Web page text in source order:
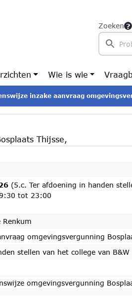
Zoeken
Wie is wie
inzake aanvraag omgevingsvergunning
Thijsse,
(5.c. Ter afdoening in handen
tot 23:00
Renkum
omgevingsvergunning
stellen van het college van B&W
omgevingsvergunning